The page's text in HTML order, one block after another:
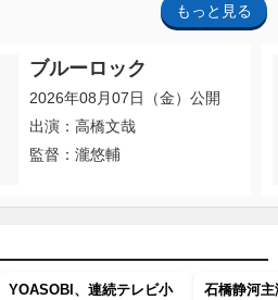
もっと見る
ブルーロック
2026年08月07日（金）公開
出演：高橋文哉
監督：瀧悠輔
YOASOBI、連続テレビ小
石橋静河